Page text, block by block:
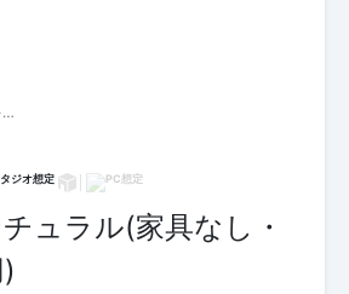
バーチャルキャスト公式 素材配布
ュラル(家具なし・